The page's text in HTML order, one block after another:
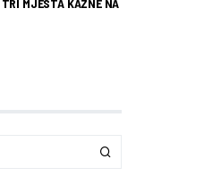
MJESTA KAZNE NA